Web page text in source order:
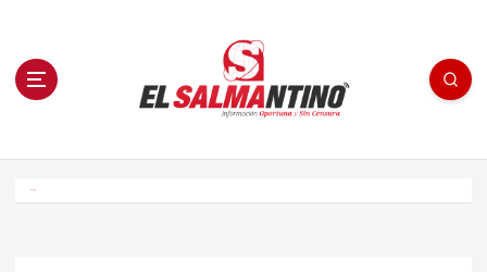
n El Salmantino - medios/noticias/editorial